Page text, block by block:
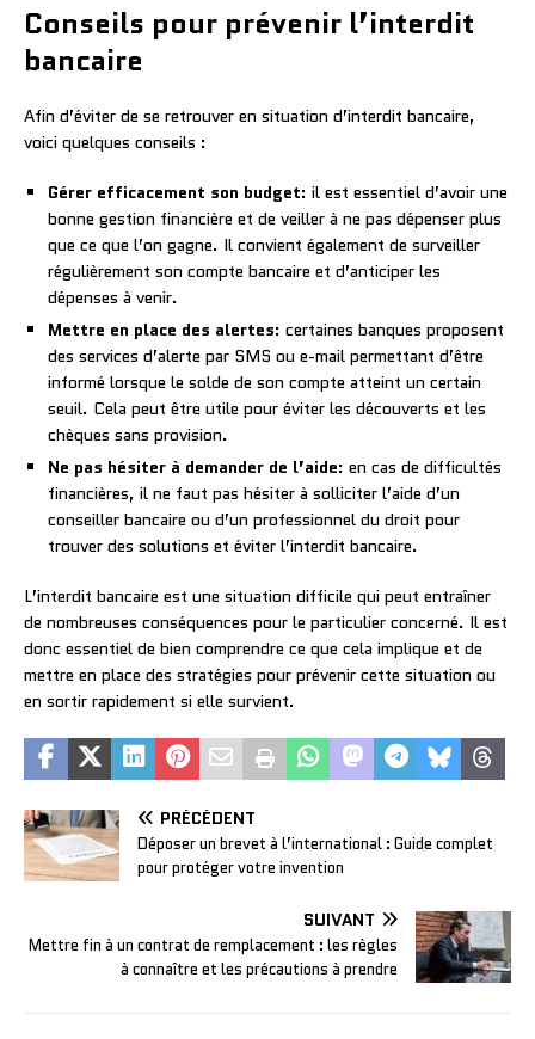
Conseils pour prévenir l’interdit
bancaire
Afin d’éviter de se retrouver en situation d’interdit bancaire,
voici quelques conseils :
Gérer efficacement son budget: il est essentiel d’avoir une
bonne gestion financière et de veiller à ne pas dépenser plus
que ce que l’on gagne. Il convient également de surveiller
régulièrement son compte bancaire et d’anticiper les
dépenses à venir.
Mettre en place des alertes: certaines banques proposent
des services d’alerte par SMS ou e-mail permettant d’être
informé lorsque le solde de son compte atteint un certain
seuil. Cela peut être utile pour éviter les découverts et les
chèques sans provision.
Ne pas hésiter à demander de l’aide: en cas de difficultés
financières, il ne faut pas hésiter à solliciter l’aide d’un
conseiller bancaire ou d’un professionnel du droit pour
trouver des solutions et éviter l’interdit bancaire.
L’interdit bancaire est une situation difficile qui peut entraîner
de nombreuses conséquences pour le particulier concerné. Il est
donc essentiel de bien comprendre ce que cela implique et de
mettre en place des stratégies pour prévenir cette situation ou
en sortir rapidement si elle survient.
PRÉCÉDENT
Déposer un brevet à l’international : Guide complet
pour protéger votre invention
SUIVANT
Mettre fin à un contrat de remplacement : les règles
à connaître et les précautions à prendre